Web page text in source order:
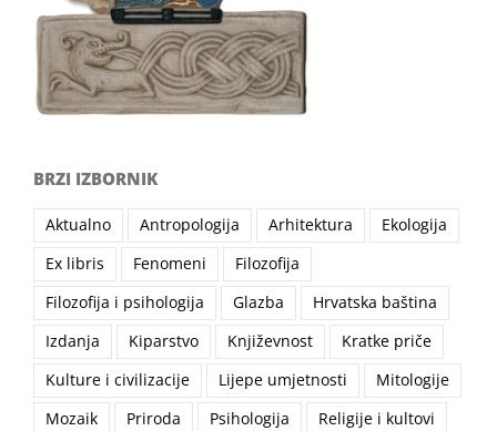
BRZI IZBORNIK
Aktualno Antropologija Arhitektura
Ekologija
Ex libris
Fenomeni
Filozofija
Filozofija i psihologija
Glazba
Hrvatska baština
Izdanja
Kiparstvo Književnost
Kratke priče
Kulture i civilizacije
Lijepe umjetnosti
Mitologije
Mozaik
Priroda Psihologija
Religije i kultovi